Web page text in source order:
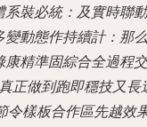
裝必統：及實時聯動
動態作持續計：那么
精準固綜合全過程交
正做到跑即穩技又長
令樣板合作區先越效